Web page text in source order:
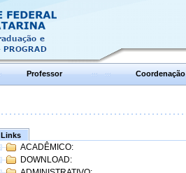
Professor Coordenação
Links
ACADÊMICO:
DOWNLOAD: